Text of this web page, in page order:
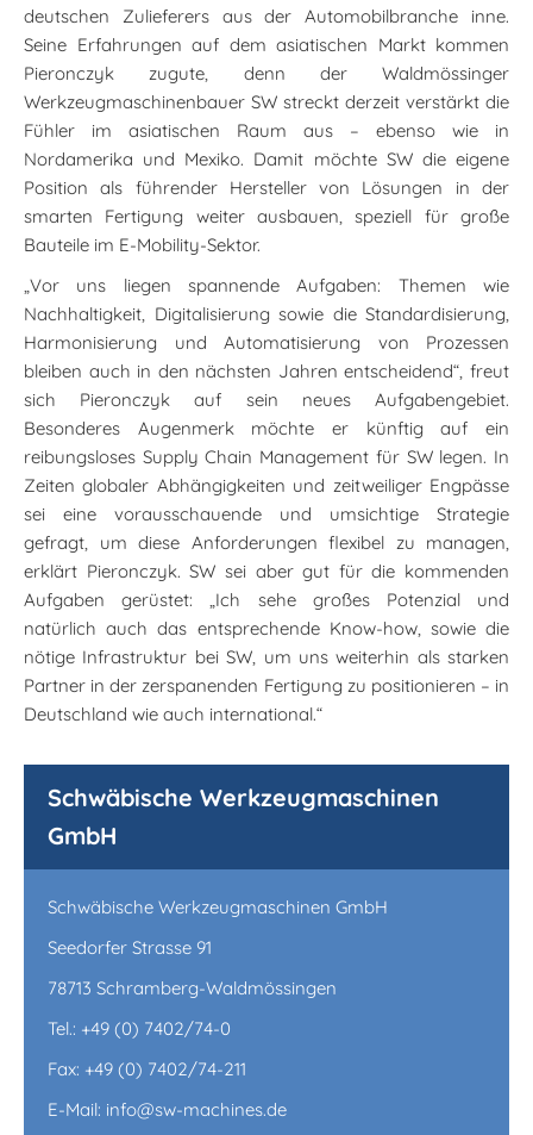
deutschen Zulieferers aus der Automobilbranche inne.
Seine Erfahrungen auf dem asiatischen Markt kommen
Pieronczyk zugute, denn der Waldmössinger
Werkzeugmaschinenbauer SW streckt derzeit verstärkt die
Fühler im asiatischen Raum aus – ebenso wie in
Nordamerika und Mexiko. Damit möchte SW die eigene
Position als führender Hersteller von Lösungen in der
smarten Fertigung weiter ausbauen, speziell für große
Bauteile im E-Mobility-Sektor.
„Vor uns liegen spannende Aufgaben: Themen wie
Nachhaltigkeit, Digitalisierung sowie die Standardisierung,
Harmonisierung und Automatisierung von Prozessen
bleiben auch in den nächsten Jahren entscheidend“, freut
sich Pieronczyk auf sein neues Aufgabengebiet.
Besonderes Augenmerk möchte er künftig auf ein
reibungsloses Supply Chain Management für SW legen. In
Zeiten globaler Abhängigkeiten und zeitweiliger Engpässe
sei eine vorausschauende und umsichtige Strategie
gefragt, um diese Anforderungen flexibel zu managen,
erklärt Pieronczyk. SW sei aber gut für die kommenden
Aufgaben gerüstet: „Ich sehe großes Potenzial und
natürlich auch das entsprechende Know-how, sowie die
nötige Infrastruktur bei SW, um uns weiterhin als starken
Partner in der zerspanenden Fertigung zu positionieren – in
Deutschland wie auch international.“
Schwäbische Werkzeugmaschinen
GmbH
Schwäbische Werkzeugmaschinen GmbH
Seedorfer Strasse 91
78713 Schramberg-Waldmössingen
Tel.: +49 (0) 7402/74-0
Fax: +49 (0) 7402/74-211
E-Mail: info@sw-machines.de